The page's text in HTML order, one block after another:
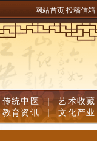
网站首页 投稿信箱
传统中医 | 艺术收藏
教育资讯 | 文化产业